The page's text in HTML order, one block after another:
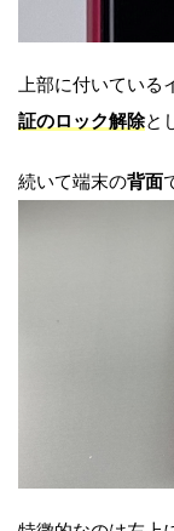
上部に付いてい
証のロック解除と
続いて端末の背面